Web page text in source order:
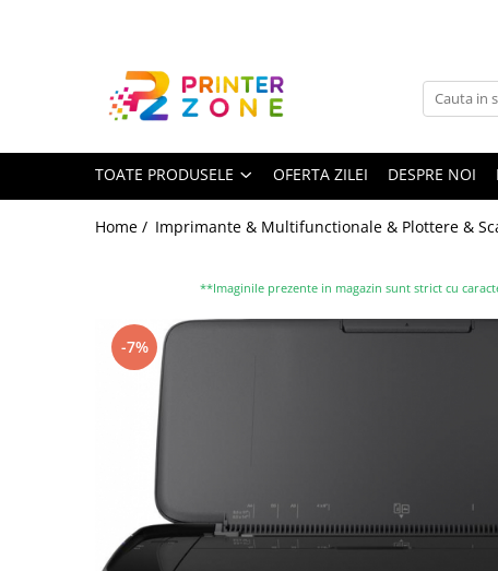
Toate Produsele
Imprimante cu jet
Imprimante matriciale
Accesorii imprimante
Accesorii multifunctionale
Consumabile imprimanta
TOATE PRODUSELE OFERTA ZILEI DESPRE NOI
Home / Imprimante & Multifunctionale & Plottere &
**Imaginile prezente in magazin sunt strict cu
-7%